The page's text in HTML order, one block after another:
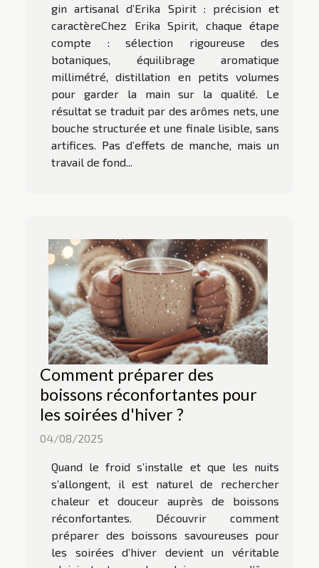
gin artisanal d’Erika Spirit : précision et
caractèreChez Erika Spirit, chaque étape
compte : sélection rigoureuse des
botaniques, équilibrage aromatique
millimétré, distillation en petits volumes
pour garder la main sur la qualité. Le
résultat se traduit par des arômes nets, une
bouche structurée et une finale lisible, sans
artifices. Pas d’effets de manche, mais un
travail de fond...
Comment préparer des
boissons réconfortantes pour
les soirées d'hiver ?
04/08/2025
Quand le froid s’installe et que les nuits
s’allongent, il est naturel de rechercher
chaleur et douceur auprès de boissons
réconfortantes. Découvrir comment
préparer des boissons savoureuses pour
les soirées d’hiver devient un véritable